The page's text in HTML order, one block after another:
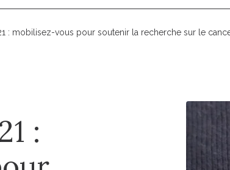
: mobilisez-vous pour soutenir la recherche sur le
: